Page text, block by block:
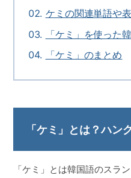
ケミの関連単語や
「ケミ」を使った
「ケミ」のまとめ
「ケミ」とは？ハン
「ケミ」とは韓国語のスラ